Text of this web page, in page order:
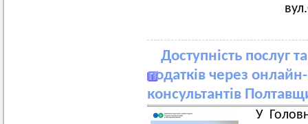
Доступність послуг
податків через
консультантів
У